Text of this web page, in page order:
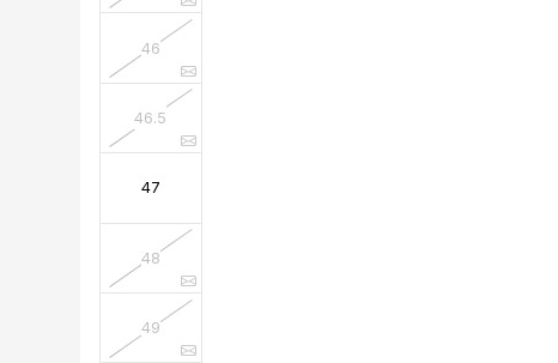
46
46.5
47
48
49